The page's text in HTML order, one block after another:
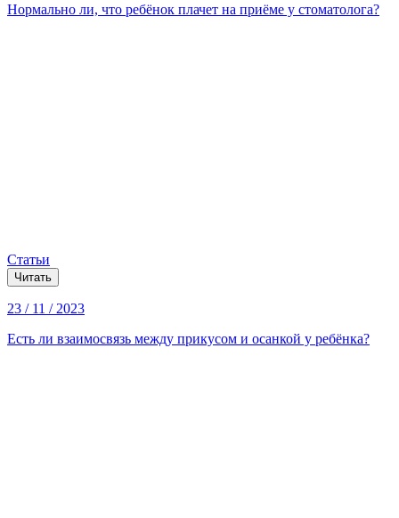
Нормально ли, что ребёнок плачет на приёме у стоматолога?
Статьи
Читать
23 / 11 / 2023
Есть ли взаимосвязь между прикусом и осанкой у ребёнка?